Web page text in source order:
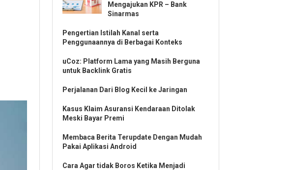
Mengajukan KPR – Bank
Sinarmas
Pengertian Istilah Kanal serta
Penggunaannya di Berbagai Konteks
uCoz: Platform Lama yang Masih Berguna
untuk Backlink Gratis
Perjalanan Dari Blog Kecil ke Jaringan
Kasus Klaim Asuransi Kendaraan Ditolak
Meski Bayar Premi
Membaca Berita Terupdate Dengan Mudah
Pakai Aplikasi Android
Cara Agar tidak Boros Ketika Menjadi